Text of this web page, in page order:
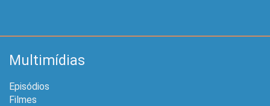
Multimídias
Episódios
Filmes